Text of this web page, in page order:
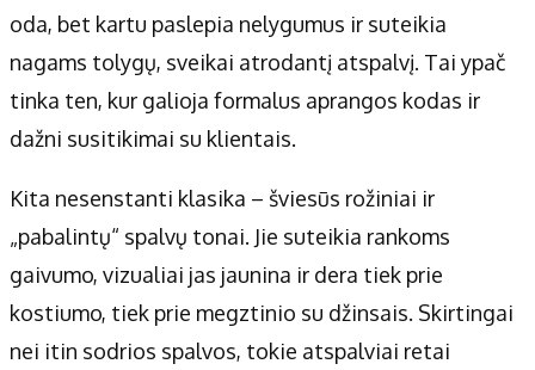
oda, bet kartu paslepia nelygumus ir suteikia
nagams tolygų, sveikai atrodantį atspalvį. Tai ypač
tinka ten, kur galioja formalus aprangos kodas ir
dažni susitikimai su klientais.
Kita nesenstanti klasika – šviesūs rožiniai ir
„pabalintų“ spalvų tonai. Jie suteikia rankoms
gaivumo, vizualiai jas jaunina ir dera tiek prie
kostiumo, tiek prie megztinio su džinsais. Skirtingai
nei itin sodrios spalvos, tokie atspalviai retai